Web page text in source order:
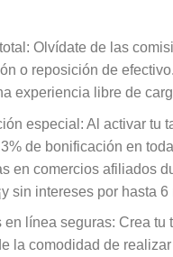
Olvídate de las
o reposición de
experiencia libre de
especial: Al activar tu
de bonificación en
en comercios afiliados
sin intereses por hasta 6
en línea seguras: Crea tu
la comodidad de